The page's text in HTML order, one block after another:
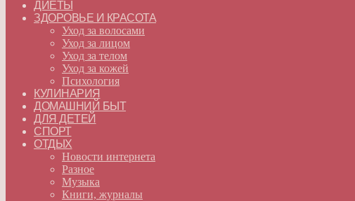
ДИЕТЫ
ЗДОРОВЬЕ И КРАСОТА
Уход за волосами
Уход за лицом
Уход за телом
Уход за кожей
Психология
КУЛИНАРИЯ
ДОМАШНИЙ БЫТ
ДЛЯ ДЕТЕЙ
СПОРТ
ОТДЫХ
Новости интернета
Разное
Музыка
Книги, журналы